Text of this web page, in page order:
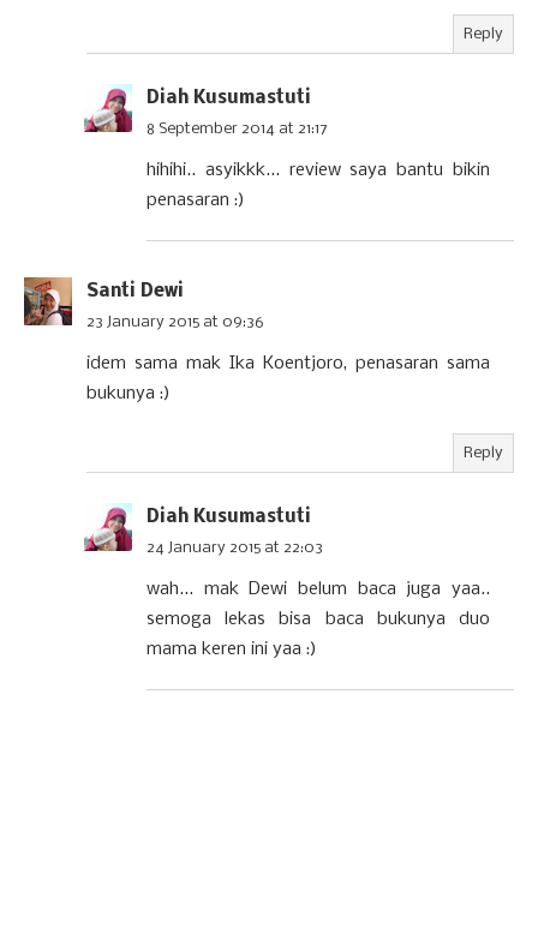
Reply
Diah Kusumastuti
8 September 2014 at 21:17
hihihi.. asyikkk... review saya bantu bikin
penasaran :)
Santi Dewi
23 January 2015 at 09:36
idem sama mak Ika Koentjoro, penasaran sama
bukunya :)
Reply
Diah Kusumastuti
24 January 2015 at 22:03
wah... mak Dewi belum baca juga yaa..
semoga lekas bisa baca bukunya duo
mama keren ini yaa :)